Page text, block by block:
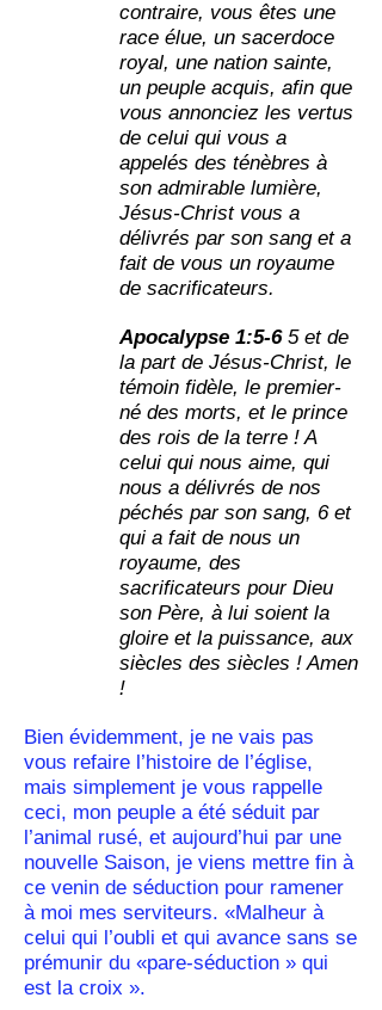
contraire, vous êtes une
race élue, un sacerdoce
royal, une nation sainte,
un peuple acquis, afin que
vous annonciez les vertus
de celui qui vous a
appelés des ténèbres à
son admirable lumière,
Jésus-Christ vous a
délivrés par son sang et a
fait de vous un royaume
de sacrificateurs.
Apocalypse 1:5-65 et de
la part de Jésus-Christ, le
témoin fidèle, le premier-
né des morts, et le prince
des rois de la terre ! A
celui qui nous aime, qui
nous a délivrés de nos
péchés par son sang, 6 et
qui a fait de nous un
royaume, des
sacrificateurs pour Dieu
son Père, à lui soient la
gloire et la puissance, aux
siècles des siècles ! Amen
!
Bien évidemment, je ne vais pas
vous refaire l’histoire de l’église,
mais simplement je vous rappelle
ceci, mon peuple a été séduit par
l’animal rusé, et aujourd’hui par une
nouvelle Saison, je viens mettre fin à
ce venin de séduction pour ramener
à moi mes serviteurs. «Malheur à
celui qui l’oubli et qui avance sans se
prémunir du «pare-séduction » qui
est la croix ».